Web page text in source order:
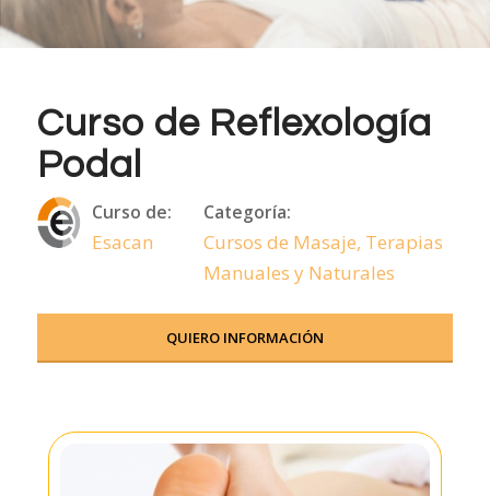
Curso de Reflexología
Podal
Curso de:
Esacan
Categoría:
Cursos de Masaje, Terapias
Manuales y Naturales
QUIERO INFORMACIÓN